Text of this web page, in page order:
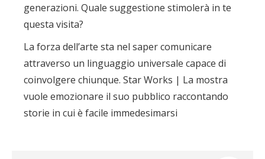
generazioni. Quale suggestione stimolerà in te
questa visita?
La forza dell’arte sta nel saper comunicare
attraverso un linguaggio universale capace di
coinvolgere chiunque. Star Works | La mostra
vuole emozionare il suo pubblico raccontando
storie in cui è facile immedesimarsi